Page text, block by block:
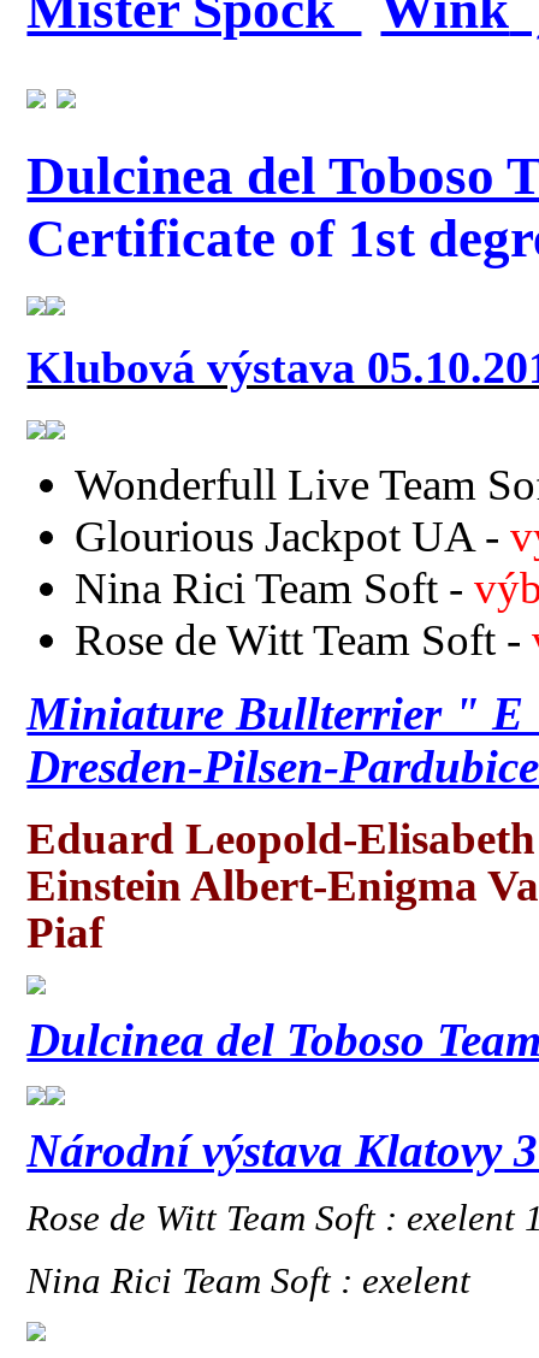
Dulcinea del Toboso
Certificate of 1st
Klubová výstava
Wonderfull Live Team
Glourious Jackpot UA -
Nina Rici Team Soft -
Rose de Witt Team Soft -
Miniature Bullterrier " E
Dresden-Pilsen-Pardubice
Eduard Leopold-
Einstein Albert-Enigma
Piaf
Dulcinea del Toboso
Národní výstava Klatovy
Rose de Witt Team Soft : exelent
Nina Rici Team Soft : exelent